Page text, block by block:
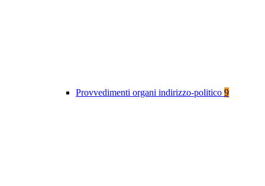
Provvedimenti organi indirizzo-politico 9